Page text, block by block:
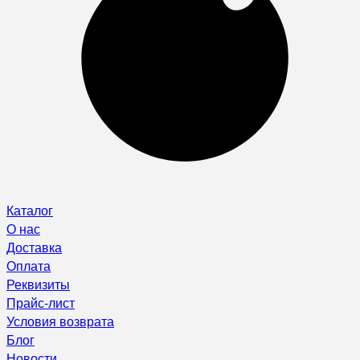
Каталог
О нас
Доставка
Оплата
Реквизиты
Прайс-лист
Условия возврата
Блог